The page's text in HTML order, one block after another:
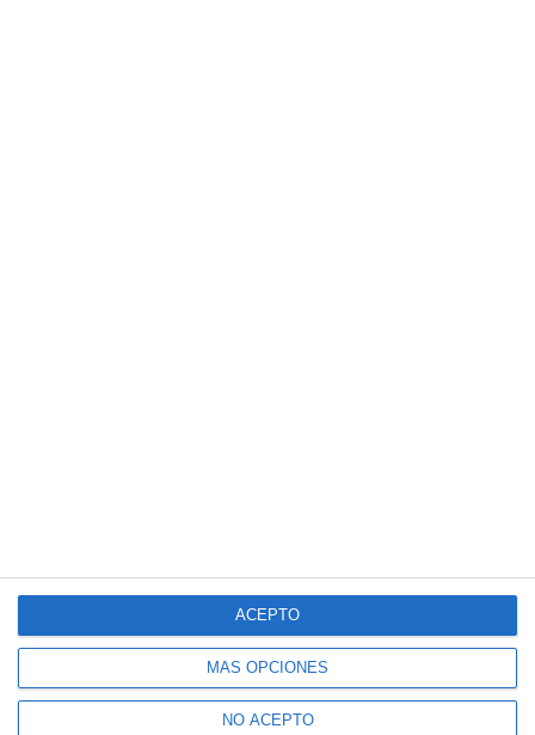
MÁS OPCIONES
NO ACEPTO
ACEPTO